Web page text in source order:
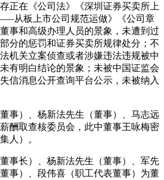
正在《公司法》《深圳证券买卖所上
从板上市公司规范运做》《公司章
事和高级办理人员的景象，未遭到过
分的惩罚和证券买卖所规律处分；不
机关立案侦查或者涉嫌违法违规被中
有明白结论的景象；未被中国证监会
信消息公开查询平台公示，未被纳入
）、杨新法先生（董事）、马志远
酬取查核委员会，此中董事王咏梅密
人）。
长）、杨新法先生（董事）、军先
事）、段伟喜（职工代表董事）为董